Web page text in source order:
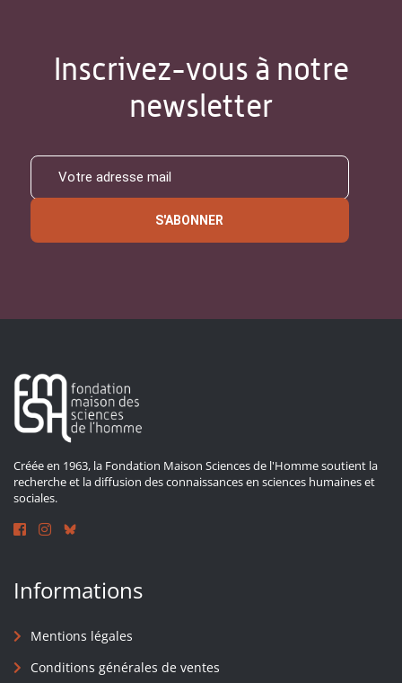
Inscrivez-vous à notre
newsletter
S'ABONNER
Créée en 1963, la Fondation Maison Sciences de l'Homme soutient la
recherche et la diffusion des connaissances en sciences humaines et
sociales.
Informations
Mentions légales
Conditions générales de ventes